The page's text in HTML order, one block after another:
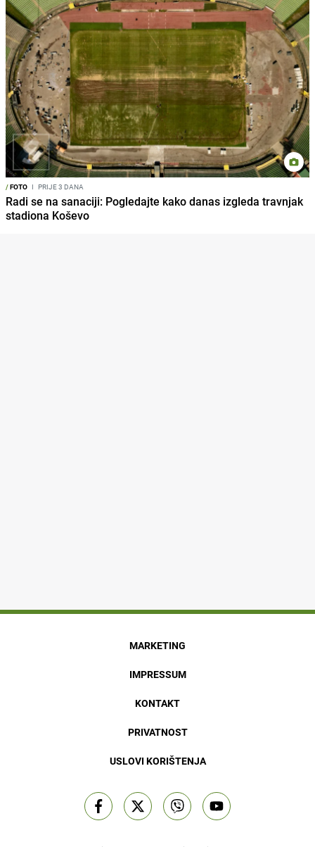
/FOTO I PRIJE 3 DANA
Radi se na sanaciji: Pogledajte kako danas izgleda travnjak
stadiona Koševo
MARKETING
IMPRESSUM
KONTAKT
PRIVATNOST
USLOVI KORIŠTENJA